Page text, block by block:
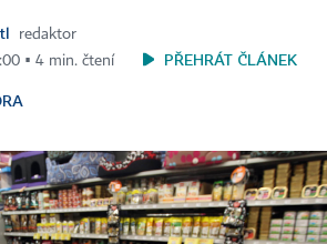
redaktor
▪ 4 min. čtení
PŘEHRÁT ČLÁNEK